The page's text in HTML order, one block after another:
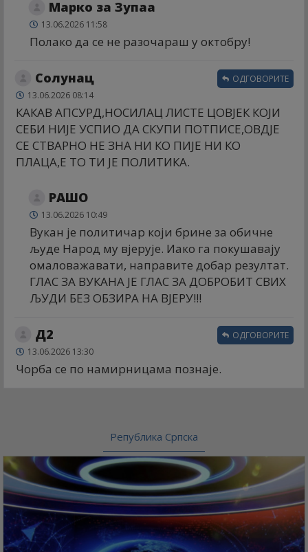
Марко за Зупаа
13.06.2026 11:58
Полако да се не разочараш у октобру!
Солунац
13.06.2026 08:14
КАКАВ АПСУРД,НОСИЛАЦ ЛИСТЕ ЦОВЈЕК КОЈИ
СЕБИ НИЈЕ УСПИО ДА СКУПИ ПОТПИСЕ,ОВДЈЕ
СЕ СТВАРНО НЕ ЗНА НИ КО ПИЈЕ НИ КО
ПЛАЦА,Е ТО ТИ ЈЕ ПОЛИТИКА.
ОДГОВОРИТЕ
РАШО
13.06.2026 10:49
Вукан је политичар који брине за обичне
људе Народ му вјерује. Иако га покушавају
омаловажавати, направите добар резултат.
ГЛАС ЗА ВУКАНА ЈЕ ГЛАС ЗА ДОБРОБИТ СВИХ
ЉУДИ БЕЗ ОБЗИРА НА ВЈЕРУ!!!
Д2
13.06.2026 13:30
Чорба се по намирницама познаје.
ОДГОВОРИТЕ
Република Српска